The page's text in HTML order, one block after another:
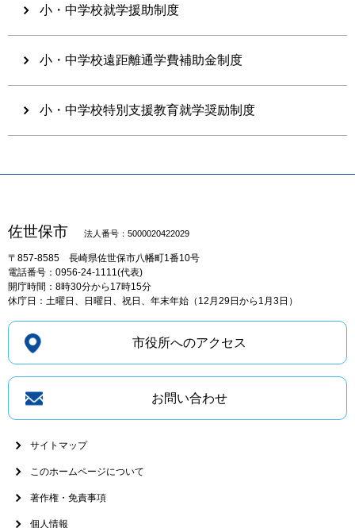
小・中学校就学援助制度
小・中学校遠距離通学費補助金制度
小・中学校特別支援教育就学奨励制度
佐世保市 法人番号：5000020422029
〒857-8585 長崎県佐世保市八幡町1番10号
電話番号：0956-24-1111(代表)
開庁時間：8時30分から17時15分
休庁日：土曜日、日曜日、祝日、年末年始（12月29日から1月3日）
市役所へのアクセス
お問い合わせ
サイトマップ
このホームページについて
著作権・免責事項
個人情報